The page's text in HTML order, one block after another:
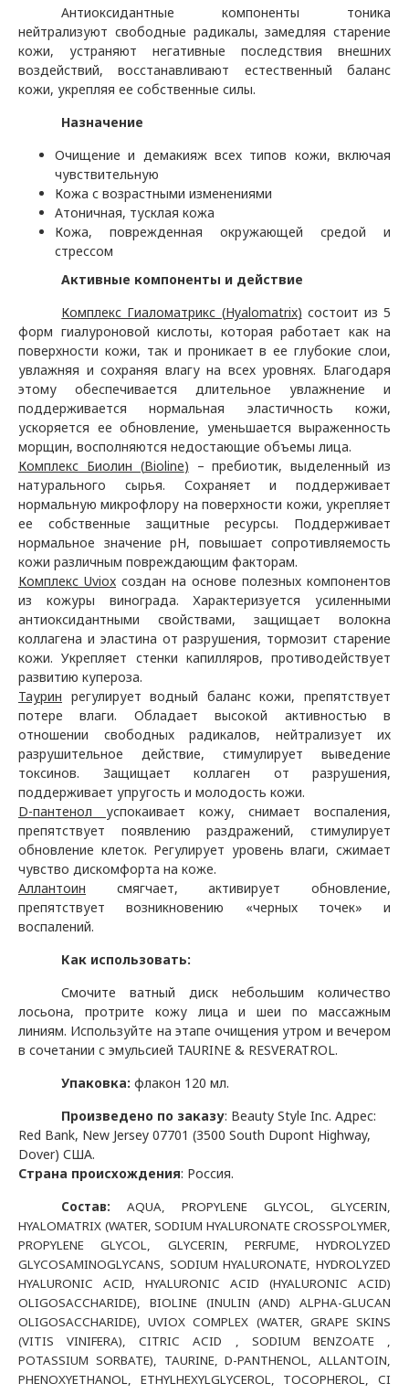
Антиоксидантные компоненты тоника
нейтрализуют свободные радикалы, замедляя старение
кожи, устраняют негативные последствия внешних
воздействий, восстанавливают естественный баланс
кожи, укрепляя ее собственные силы.
Назначение
Очищение и демакияж всех типов кожи, включая
чувствительную
Кожа с возрастными изменениями
Атоничная, тусклая кожа
Кожа, поврежденная окружающей средой и
стрессом
Активные компоненты и действие
Комплекс Гиаломатрикс (Hyalomatrix) состоит из 5
форм гиалуроновой кислоты, которая работает как на
поверхности кожи, так и проникает в ее глубокие слои,
увлажняя и сохраняя влагу на всех уровнях. Благодаря
этому обеспечивается длительное увлажнение и
поддерживается нормальная эластичность кожи,
ускоряется ее обновление, уменьшается выраженность
морщин, восполняются недостающие объемы лица.
Комплекс Биолин (Bioline) – пребиотик, выделенный из
натурального сырья. Сохраняет и поддерживает
нормальную микрофлору на поверхности кожи, укрепляет
ее собственные защитные ресурсы. Поддерживает
нормальное значение рН, повышает сопротивляемость
кожи различным повреждающим факторам.
Комплекс Uviox создан на основе полезных компонентов
из кожуры винограда. Характеризуется усиленными
антиоксидантными свойствами, защищает волокна
коллагена и эластина от разрушения, тормозит старение
кожи. Укрепляет стенки капилляров, противодействует
развитию купероза.
Таурин регулирует водный баланс кожи, препятствует
потере влаги. Обладает высокой активностью в
отношении свободных радикалов, нейтрализует их
разрушительное действие, стимулирует выведение
токсинов. Защищает коллаген от разрушения,
поддерживает упругость и молодость кожи.
D-пантенол
успокаивает кожу, снимает воспаления,
препятствует появлению раздражений, стимулирует
обновление клеток. Регулирует уровень влаги, сжимает
чувство дискомфорта на коже.
Аллантоин
смягчает, активирует обновление,
препятствует возникновению «черных точек» и
воспалений.
Как использовать:
Смочите ватный диск небольшим количество
лосьона, протрите кожу лица и шеи по массажным
линиям. Используйте на этапе очищения утром и вечером
в сочетании с эмульсией TAURINE & RESVERATROL.
Упаковка: флакон 120 мл.
Произведено по заказу: Beauty Style Inc.Адрес:
Red Bank, New Jersey 07701 (3500 South Dupont Highway,
Dover) США.
Страна происхождения: Россия.
Состав: AQUA, PROPYLENE GLYCOL, GLYCERIN,
HYALOMATRIX (WATER, SODIUM HYALURONATE CROSSPOLYMER,
PROPYLENE GLYCOL, GLYCERIN, PERFUME, HYDROLYZED
GLYCOSAMINOGLYCANS, SODIUM HYALURONATE, HYDROLYZED
HYALURONIC ACID, HYALURONIC ACID (HYALURONIC ACID)
OLIGOSACCHARIDE), BIOLINE (INULIN (AND) ALPHA-GLUCAN
OLIGOSACCHARIDE), UVIOX COMPLEX (WATER, GRAPE SKINS
(VITIS VINIFERA), CITRIC ACID , SODIUM BENZOATE ,
POTASSIUM SORBATE), TAURINE, D-PANTHENOL, ALLANTOIN,
PHENOXYETHANOL, ETHYLHEXYLGLYCEROL, TOCOPHEROL, CI